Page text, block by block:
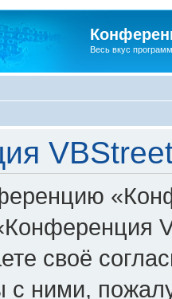
Весь вкус
своё
с ними,